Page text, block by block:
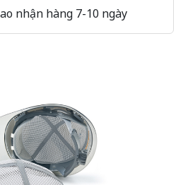
nhận hàng 7-10 ngày